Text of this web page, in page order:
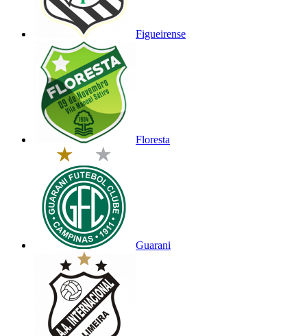
Figueirense
Floresta
Guarani